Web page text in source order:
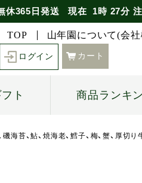
休365日発送 現在 1時 27分
TOP 山年園について(会
ログイン カート
ト 商品ランキ
海苔、鮎、焼海老、鱈子、梅、蟹、厚